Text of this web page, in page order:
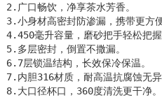
2.广口畅饮，净享茶水芳香。
3.小身材高密封防渗漏，携带更方
4.450毫升容量，磨砂把手轻松把
5.多层密封，倒置不撒漏。
6.7层锁温结构，长效保冷保温。
7.内胆316材质，耐高温抗腐蚀无异
8.大口径杯口，360度清洗更干净。